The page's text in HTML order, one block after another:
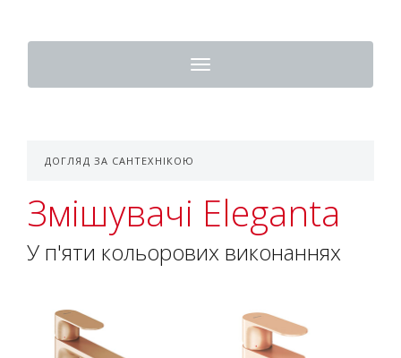
Toggle
navigation
ДОГЛЯД ЗА САНТЕХНІКОЮ
Змішувачі Eleganta
У п'яти кольорових виконаннях